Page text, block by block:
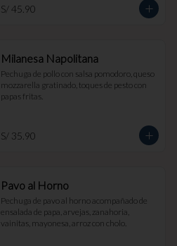
S/ 45.90
Milanesa Napolitana
Pechuga de pollo con salsa pomodoro, queso
mozzarella gratinado, toques de pesto con
papas fritas.
S/ 35.90
Pavo al Horno
Pechuga de pavo al horno acompañado de
ensalada de papa, arvejas, zanahoria,
vainitas, mayonesa, arroz con cholo.